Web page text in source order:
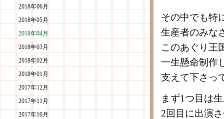
2018年06月
2018年05月
2018年04月
2018年03月
2018年02月
2018年01月
2017年12月
2017年11月
2017年10月
その中でも特
生産者のみな
このあぐり王
一生懸命制作
支えて下さっ
まず1つ目は
2回目に出演